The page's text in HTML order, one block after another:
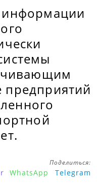
Поделиться:
WhatsApp Telegram